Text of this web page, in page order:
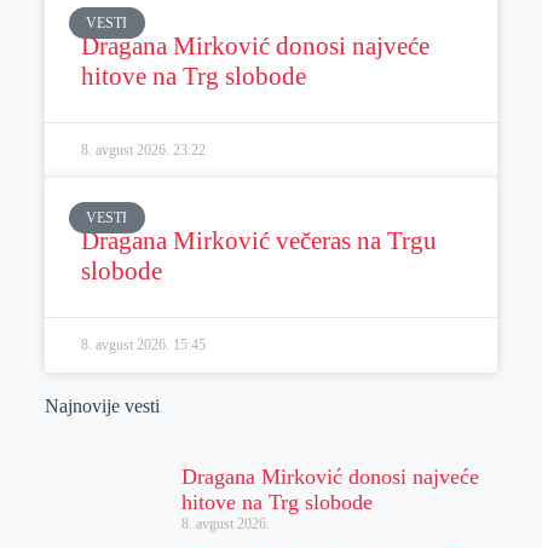
VESTI
Dragana Mirković donosi najveće
hitove na Trg slobode
8. avgust 2026. 23:22
VESTI
Dragana Mirković večeras na Trgu
slobode
8. avgust 2026. 15:45
Najnovije vesti
Dragana Mirković donosi najveće
hitove na Trg slobode
8. avgust 2026.